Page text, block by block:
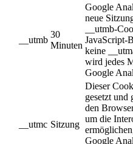
__utmb
30
Minuten
Google
neue
__utmb-
JavaScript-
keine
wird jedes
Google
__utmc Sitzung
Dieser
gesetzt und
den
um die
Google